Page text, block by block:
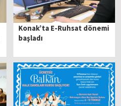
Konak’ta E-Ruhsat dönemi
başladı